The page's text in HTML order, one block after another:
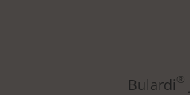
Bulardi®